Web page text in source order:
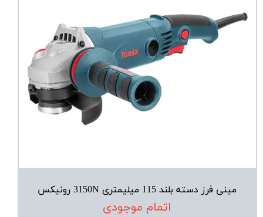
مینی فرز دسته بلند 115 میلیمتری 3150N رونیکس
اتمام موجودی